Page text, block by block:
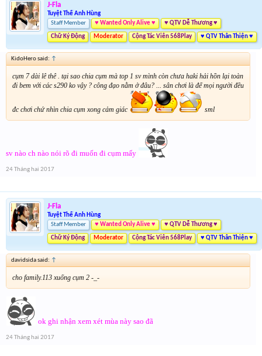
J-Fla
Tuyệt Thế Anh Hùng
Staff Member
♥ Wanted Only Alive ♥ ♥ QTV Dễ Thương ♥
Chữ Ký Động Moderator Cộng Tác Viên 568Play ♥ QTV Thân Thiện ♥
KidoHero said: ↑
cụm 7 dài lê thê . tại sao chia cụm mà top 1 sv mình còn chưa haki hải hồn lại toàn
đi bem với các s290 ko vậy ? công đạo nằm ở đâu? ... sân chơi là để mọi người đều
đc chơi chứ nhìn chia cụm xong cảm giác sml
sv nào ch nào nói rõ đi muốn đi cụm mấy
24 Tháng hai 2017
J-Fla
Tuyệt Thế Anh Hùng
Staff Member
♥ Wanted Only Alive ♥ ♥ QTV Dễ Thương ♥
Chữ Ký Động Moderator Cộng Tác Viên 568Play ♥ QTV Thân Thiện ♥
davidsida said: ↑
cho family.113 xuống cụm 2 -_-
ok ghi nhận xem xét mùa này sao đã
24 Tháng hai 2017